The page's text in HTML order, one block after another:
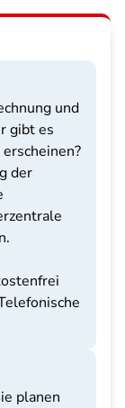
und
gibt es
der
planen